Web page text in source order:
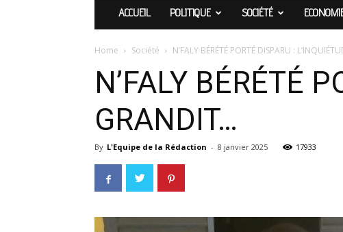
ACCUEIL POLITIQUE SOCIÉTÉ
Home Société N’FALY BÉRÉTÉ PORTÉ DISPARU :
N’FALY BÉRÉTÉ
GRANDIT…
By L'Equipe de la Rédaction - 8 janvier 2025 17933